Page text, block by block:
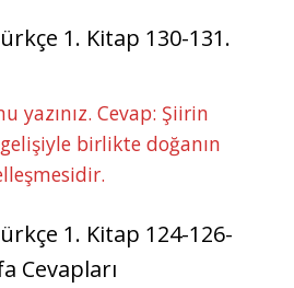
1. Kitap 130-131.
yazınız. Cevap: Şiirin
birlikte doğanın
1. Kitap 124-126-
Cevapları